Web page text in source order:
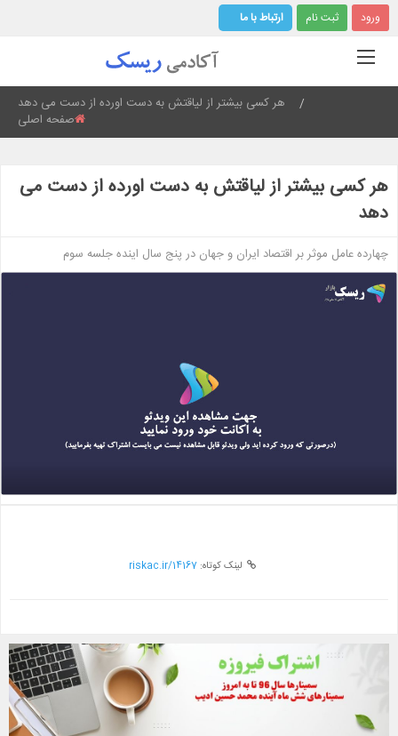
ورود ثبت نام ارتباط با ما
Current:
هر کسی بیشتر از لیاقتش به دست اورده از دست می دهد
صفحه اصلی
هر کسی بیشتر از لیاقتش به دست اورده از دست می
دهد
چهارده عامل موثر بر اقتصاد ایران و جهان در پنج سال اینده جلسه سوم
لینک کوتاه: riskac.ir/14167